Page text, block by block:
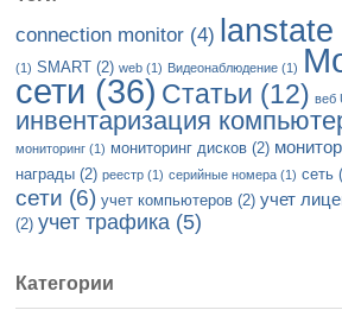
connection monitor (4) lanstate
(1) SMART (2) web (1) Видеонаблюдение (1)
сети (36) Статьи (12) веб
инвентаризация
мониторинг (1) мониторинг дисков (2)
награды (2) реестр (1) серийные номера (1) сеть
сети (6) учет компьютеров (2) учет
(2) учет трафика (5)
Категории